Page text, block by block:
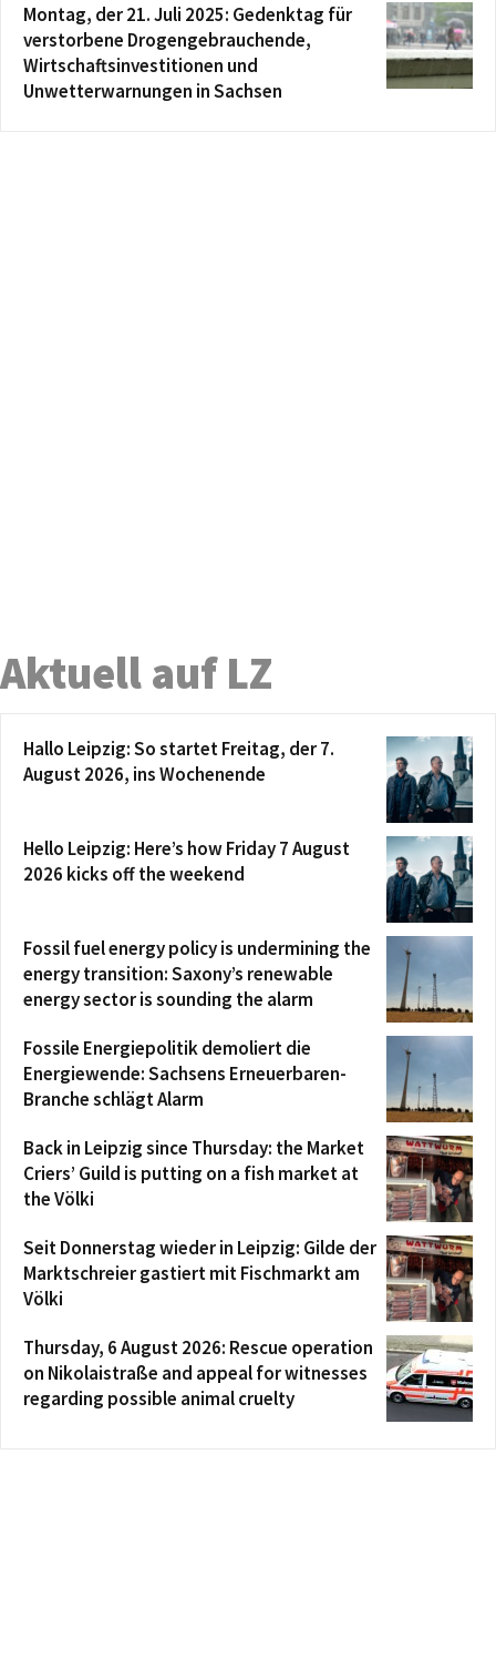
Montag, der 21. Juli 2025: Gedenktag für
verstorbene Drogengebrauchende,
Wirtschaftsinvestitionen und
Unwetterwarnungen in Sachsen
Aktuell auf LZ
Hallo Leipzig: So startet Freitag, der 7.
August 2026, ins Wochenende
Hello Leipzig: Here’s how Friday 7 August
2026 kicks off the weekend
Fossil fuel energy policy is undermining the
energy transition: Saxony’s renewable
energy sector is sounding the alarm
Fossile Energiepolitik demoliert die
Energiewende: Sachsens Erneuerbaren-
Branche schlägt Alarm
Back in Leipzig since Thursday: the Market
Criers’ Guild is putting on a fish market at
the Völki
Seit Donnerstag wieder in Leipzig: Gilde der
Marktschreier gastiert mit Fischmarkt am
Völki
Thursday, 6 August 2026: Rescue operation
on Nikolaistraße and appeal for witnesses
regarding possible animal cruelty